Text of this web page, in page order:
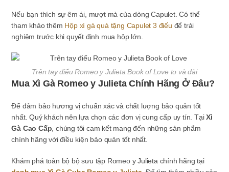
Nếu bạn thích sự êm ái, mượt mà của dòng Capulet. Có thể
tham khảo thêm Hộp xì gà quà tặng Capulet 3 điếu để trải
nghiệm trước khi quyết định mua hộp lớn.
Trên tay điếu Romeo y Julieta Book of Love to và dài
Mua Xì Gà Romeo y Julieta Chính Hãng Ở Đâu?
Để đảm bảo hương vị chuẩn xác và chất lượng bảo quản tốt
nhất. Quý khách nên lựa chọn các đơn vị cung cấp uy tín. TạiXì
Gà Cao Cấp , chúng tôi cam kết mang đến những sản phẩm
chính hãng với điều kiện bảo quản tốt nhất.
Khám phá toàn bộ bộ sưu tập Romeo y Julieta chính hãng tại